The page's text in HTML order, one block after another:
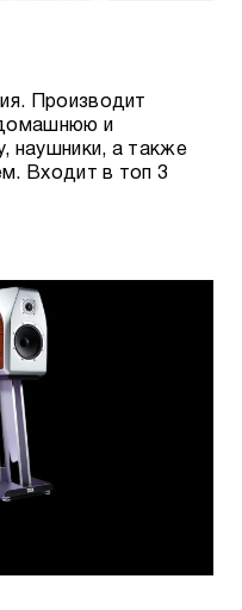
Производит
и
наушники, а также
Входит в топ 3